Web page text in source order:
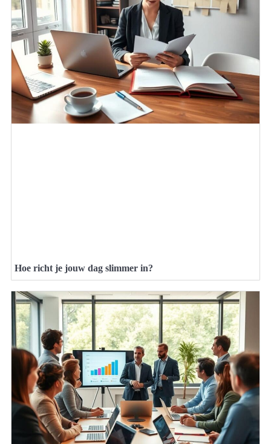
Hoe richt je jouw dag slimmer in?